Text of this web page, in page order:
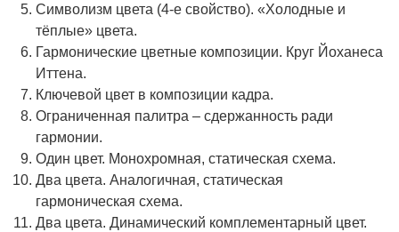
Символизм цвета (4-е свойство). «Холодные и
тёплые» цвета.
Гармонические цветные композиции. Круг Йоханеса
Иттена.
Ключевой цвет в композиции кадра.
Ограниченная палитра – сдержанность ради
гармонии.
Один цвет. Монохромная, статическая схема.
Два цвета. Аналогичная, статическая
гармоническая схема.
Два цвета. Динамический комплементарный цвет.